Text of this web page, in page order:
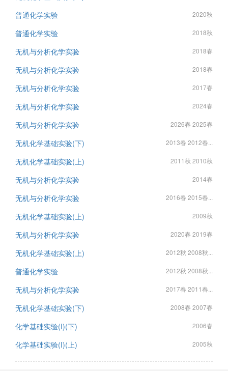
普通化学实验 2020秋
普通化学实验 2018秋
无机与分析化学实验 2018春
无机与分析化学实验 2018春
无机与分析化学实验 2017春
无机与分析化学实验 2024春
无机与分析化学实验 2026春 2025春
无机化学基础实验(下) 2013春 2012春...
无机化学基础实验(上) 2011秋 2010秋
无机与分析化学实验 2014春
无机与分析化学实验 2016春 2015春...
无机化学基础实验(上) 2009秋
无机与分析化学实验 2020春 2019春
无机化学基础实验(上) 2012秋 2008秋...
普通化学实验 2012秋 2008秋...
无机与分析化学实验 2017春 2011春...
无机化学基础实验(下) 2008春 2007春
化学基础实验(I)(下) 2006春
化学基础实验(I)(上) 2005秋